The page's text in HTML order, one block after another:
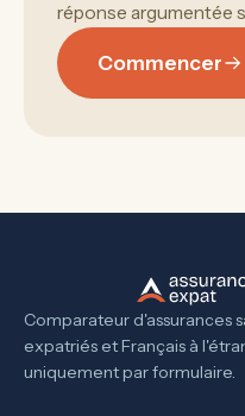
réponse argumentée
Commencer
Comparateur d'assurances
expatriés et Français à
uniquement par formulaire.